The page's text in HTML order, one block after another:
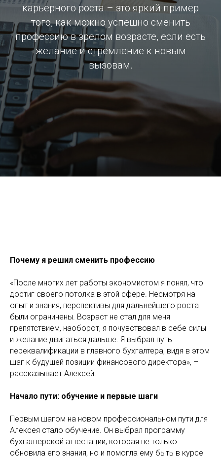
карьерного роста – это яркий пример
того, как можно успешно сменить
профессию в зрелом возрасте, если есть
желание и стремление к новым
вызовам.
Почему я решил сменить профессию
«После многих лет работы экономистом я понял, что
достиг своего потолка в этой сфере. Несмотря на
опыт и знания, перспективы для дальнейшего роста
были ограничены. Возраст не стал для меня
препятствием, наоборот, я почувствовал в себе силы
и желание двигаться дальше. Я выбрал путь
переквалификации в главного бухгалтера, видя в этом
шаг к будущей позиции финансового директора», –
рассказывает Алексей.
Начало пути: обучение и первые шаги
Первым шагом на новом профессиональном пути для
Алексея стало обучение. Он выбрал программу
бухгалтерской аттестации, которая не только
обновила его знания, но и помогла ему быть в курсе